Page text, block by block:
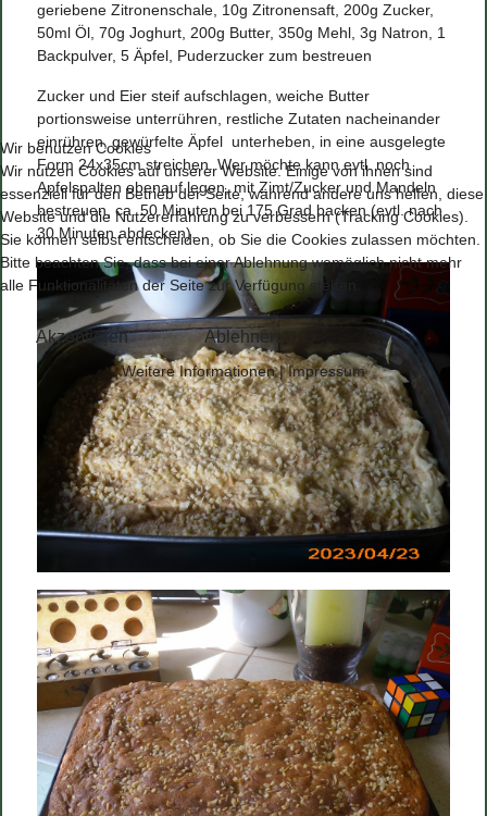
geriebene Zitronenschale, 10g Zitronensaft, 200g Zucker,
50ml Öl, 70g Joghurt, 200g Butter, 350g Mehl, 3g Natron, 1
Backpulver, 5 Äpfel, Puderzucker zum bestreuen
Zucker und Eier steif aufschlagen, weiche Butter
portionsweise unterrühren, restliche Zutaten nacheinander
einrühren, gewürfelte Äpfel unterheben, in eine ausgelegte
Form 24x35cm streichen. Wer möchte kann evtl. noch
Apfelspalten obenauf legen, mit Zimt/Zucker und Mandeln
bestreuen, ca. 50 Minuten bei 175 Grad backen (evtl. nach
30 Minuten abdecken).
Wir benutzen Cookies
Wir nutzen Cookies auf unserer Website. Einige von ihnen sind
essenziell für den Betrieb der Seite, während andere uns helfen, diese
Website und die Nutzererfahrung zu verbessern (Tracking Cookies).
Sie können selbst entscheiden, ob Sie die Cookies zulassen möchten.
Bitte beachten Sie, dass bei einer Ablehnung womöglich nicht mehr
alle Funktionalitäten der Seite zur Verfügung stehen.
Akzeptieren Ablehnen
Weitere Informationen|Impressum